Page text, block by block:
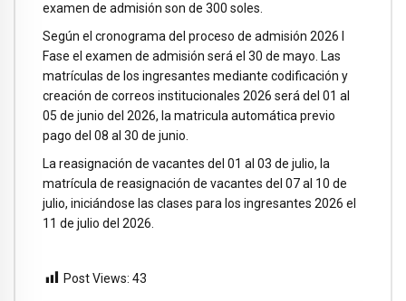
examen de admisión son de 300 soles.
Según el cronograma del proceso de admisión 2026 I
Fase el examen de admisión será el 30 de mayo. Las
matrículas de los ingresantes mediante codificación y
creación de correos institucionales 2026 será del 01 al
05 de junio del 2026, la matricula automática previo
pago del 08 al 30 de junio.
La reasignación de vacantes del 01 al 03 de julio, la
matrícula de reasignación de vacantes del 07 al 10 de
julio, iniciándose las clases para los ingresantes 2026 el
11 de julio del 2026.
Post Views: 43